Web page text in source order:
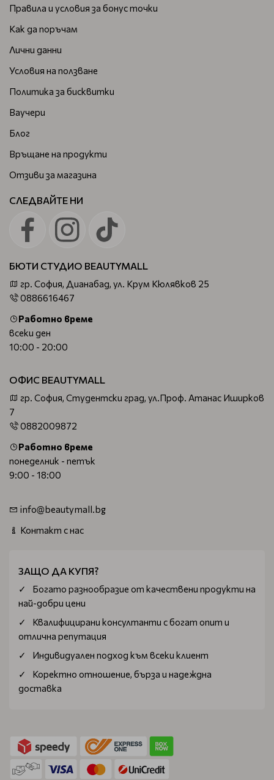
Правила и условия за бонус точки
Как да поръчам
Лични данни
Условия на ползване
Политика за бисквитки
Ваучери
Блог
Връщане на продукти
Отзиви за магазина
СЛЕДВАЙТЕ НИ
БЮТИ СТУДИО BEAUTYMALL
гр. София, Дианабад, ул. Крум Кюлявков 25
0886616467
Работно време
всеки ден
10:00 - 20:00
ОФИС BEAUTYMALL
гр. София, Студентски град, ул.Проф. Атанас Иширков
7
0882009872
Работно време
понеделник - петък
9:00 - 18:00
info@beautymall.bg
Контакт с нас
ЗАЩО ДА КУПЯ?
Богатo разнообразие от качествени продукти на
най-добри цени
Квалифицирани консултанти с богат опит и
отлична репутация
Индивидуален подход към всеки клиент
Коректно отношение, бърза и надеждна
доставка